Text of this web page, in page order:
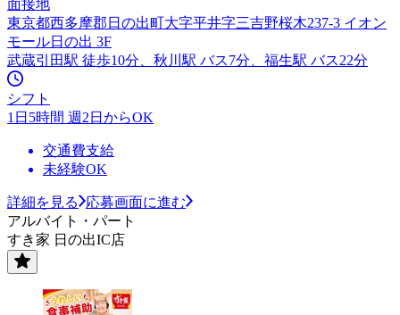
面接地
東京都西多摩郡日の出町大字平井字三吉野桜木237-3 イオン
モール日の出 3F
武蔵引田駅 徒歩10分、秋川駅 バス7分、福生駅 バス22分
シフト
1日5時間 週2日からOK
交通費支給
未経験OK
詳細を見る
応募画面に進む
アルバイト・パート
すき家 日の出IC店